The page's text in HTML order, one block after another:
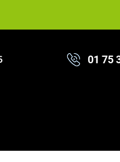
01 75